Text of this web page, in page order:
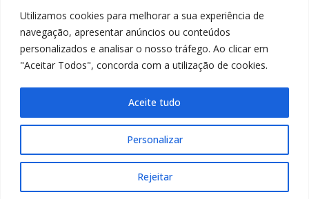
Utilizamos cookies para melhorar a sua experiência de
navegação, apresentar anúncios ou conteúdos
personalizados e analisar o nosso tráfego. Ao clicar em
"Aceitar Todos", concorda com a utilização de cookies.
Personalizar
Rejeitar
Aceite tudo
Lápis de Cor c/Borracha 12unid
€4.95 €3.95
© Copyright 2024, Nicolitos